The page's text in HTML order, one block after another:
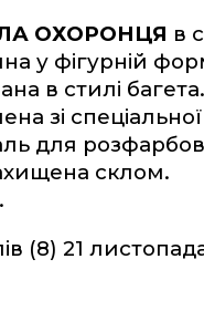
ОХОРОНЦЯ в
у фігурній
в стилі
зі
для
склом.
(8) 21